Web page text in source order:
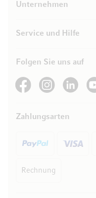
Unternehmen
Service und Hilfe
Folgen Sie uns auf
See our FacebookSee our Instagram
See our
Zahlungsarten
Rechnung